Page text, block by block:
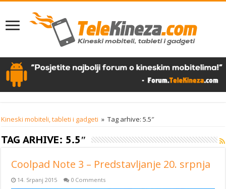
Kineski mobiteli, tableti i gadgeti » Tag arhive: 5.5″
TAG ARHIVE: 5.5″
Coolpad Note 3 – Predstavljanje 20. srpnja
14. Srpanj 2015 0 Comments